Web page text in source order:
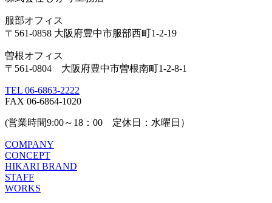
服部オフィス
〒561-0858 大阪府豊中市服部西町1-2-19
曽根オフィス
〒561-0804 大阪府豊中市曽根南町1-2-8-1
TEL 06-6863-2222
FAX 06-6864-1020
(営業時間9:00～18：00 定休日：水曜日）
COMPANY
CONCEPT
HIKARI BRAND
STAFF
WORKS